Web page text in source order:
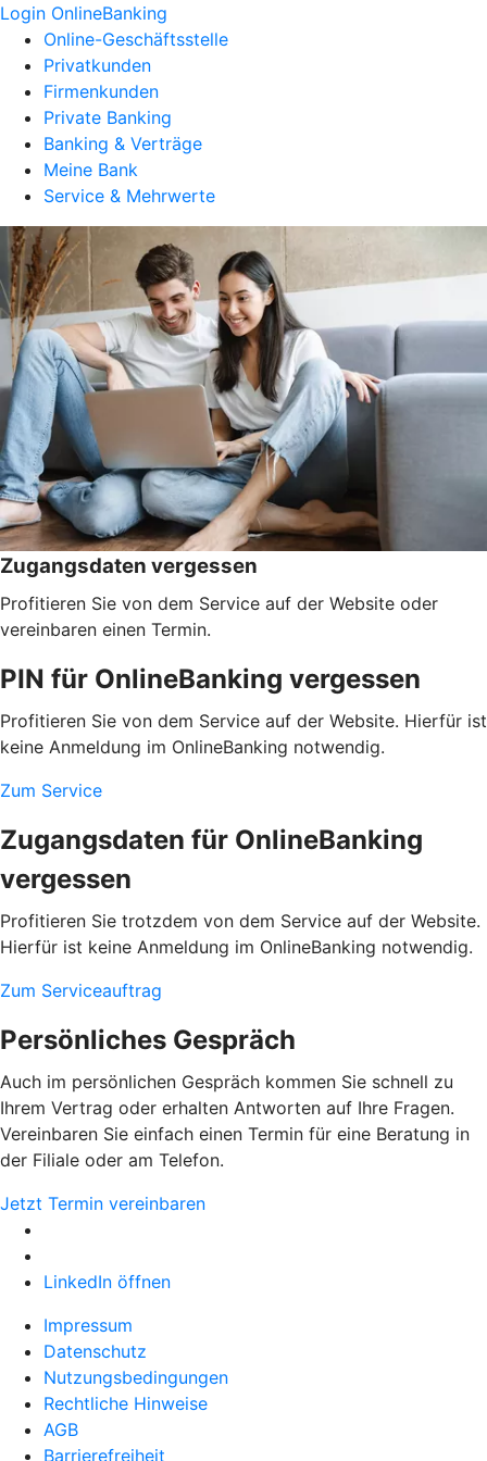
Login OnlineBanking
Online-Geschäftsstelle
Privatkunden
Firmenkunden
Private Banking
Banking & Verträge
Meine Bank
Service & Mehrwerte
Zugangsdaten vergessen
Profitieren Sie von dem Service auf der Website oder
vereinbaren einen Termin.
PIN für OnlineBanking vergessen
Profitieren Sie von dem Service auf der Website. Hierfür ist
keine Anmeldung im OnlineBanking notwendig.
Zum Service
Zugangsdaten für OnlineBanking
vergessen
Profitieren Sie trotzdem von dem Service auf der Website.
Hierfür ist keine Anmeldung im OnlineBanking notwendig.
Zum Serviceauftrag
Persönliches Gespräch
Auch im persönlichen Gespräch kommen Sie schnell zu
Ihrem Vertrag oder erhalten Antworten auf Ihre Fragen.
Vereinbaren Sie einfach einen Termin für eine Beratung in
der Filiale oder am Telefon.
Jetzt Termin vereinbaren
LinkedIn öffnen
Impressum
Datenschutz
Nutzungsbedingungen
Rechtliche Hinweise
AGB
Barrierefreiheit